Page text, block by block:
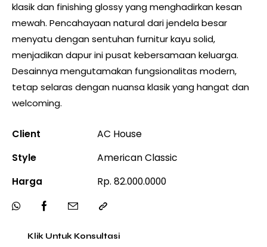
klasik dan finishing glossy yang menghadirkan kesan
mewah. Pencahayaan natural dari jendela besar
menyatu dengan sentuhan furnitur kayu solid,
menjadikan dapur ini pusat kebersamaan keluarga.
Desainnya mengutamakan fungsionalitas modern,
tetap selaras dengan nuansa klasik yang hangat dan
welcoming.
Client
AC House
Style
American Classic
Harga
Rp. 82.000.0000
Klik Untuk Konsultasi